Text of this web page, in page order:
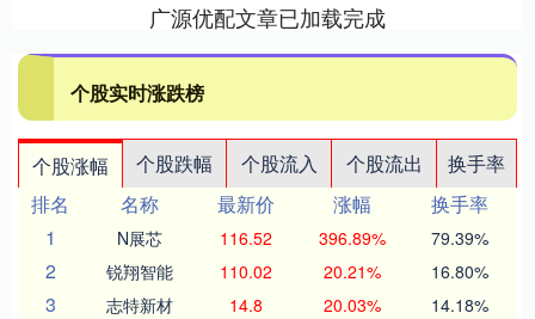
广源优配文章已加载完成
个股实时涨跌榜
个股涨幅 个股跌幅 个股流入 个股流出
换手率
排名
名称 最新价 涨幅
换手率
1
N展芯 116.52 396.89% 79.39%
2 锐翔智能 110.02 20.21% 16.80%
3 志特新材 14.8 20.03% 14.18%